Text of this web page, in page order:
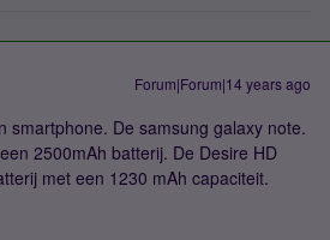
Forum|Forum|14 years ago
smartphone. De samsung galaxy note.
2500mAh batterij. De Desire HD
met een 1230 mAh capaciteit.